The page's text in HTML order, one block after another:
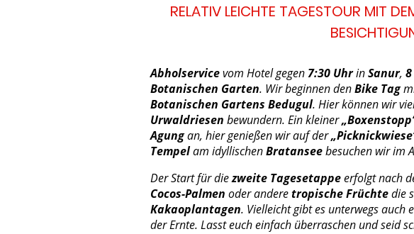
RELATIV LEICHTE TAGESTOUR MIT
Abholservicevom Hotel gegen7:30 UhrinSanur,
Botanischen Garten. Wir beginnen denBike Tag
Botanischen Gartens Bedugul. Hier können wir
Urwaldriesen bewundern. Ein kleiner
Agungan, hier genießen wir auf der
Tempelam idyllischenBratanseebesuchen wir im
Der Start für diezweite Tagesetappeerfolgt nach
Cocos-Palmen oder anderetropische Früchtedie
Kakaoplantagen. Vielleicht gibt es unterwegs auch
der Ernte. Lasst euch einfach überraschen und seid